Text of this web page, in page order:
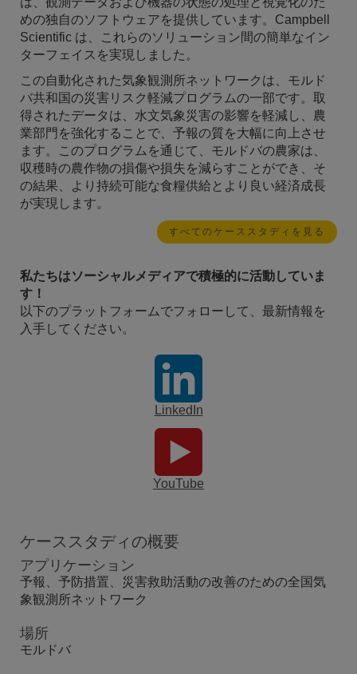
めの独自のソフトウェアを提供しています。Campbell
Scientific は、これらのソリューション間の簡単なイン
ターフェイスを実現しました。
この自動化された気象観測所ネットワークは、モルド
バ共和国の災害リスク軽減プログラムの一部です。取
得されたデータは、水文気象災害の影響を軽減し、農
業部門を強化することで、予報の質を大幅に向上させ
ます。このプログラムを通じて、モルドバの農家は、
収穫時の農作物の損傷や損失を減らすことができ、そ
の結果、より持続可能な食糧供給とより良い経済成長
が実現します。
すべてのケーススタディを見る
私たちはソーシャルメディアで積極的に活動していま
す！
以下のプラットフォームでフォローして、最新情報を
入手してください。
LinkedIn
YouTube
ケーススタディの概要
アプリケーション
予報、予防措置、災害救助活動の改善のための全国気
象観測所ネットワーク
場所
モルドバ